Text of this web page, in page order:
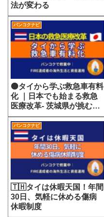
法が変わる
バンコクナビ
🟠タイから学ぶ救急車有料
化 ｜日本でも始まる救急
医療改革- 茨城県が挑む
7700円の選定療養費が示
す医療サービスの未来
バンコクナビ
🇹🇭タイは休暇天国！年間
30日、気軽に休める傷病
休暇制度